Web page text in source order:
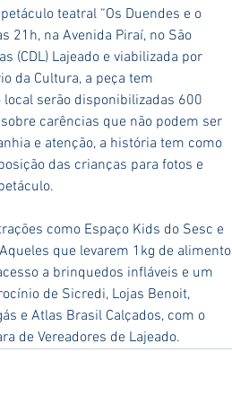
teatral “Os Duendes e o
21h, na Avenida Piraí, no São
(CDL) Lajeado e viabilizada por
da Cultura, a peça tem
serão disponibilizadas 600
carências que não podem ser
e atenção, a história tem como
das crianças para fotos e
como Espaço Kids do Sesc e
que levarem 1kg de alimento
a brinquedos infláveis e um
de Sicredi, Lojas Benoit,
e Atlas Brasil Calçados, com o
de Vereadores de Lajeado.